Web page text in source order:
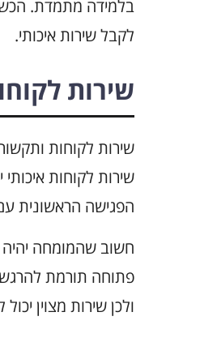
בלמידה מתמדת.
לקבל שירות איכותי.
שירות
שירות לקוחות
שירות לקוחות
הפגישה הראשונית
חשוב שהמומחה יהיה
פתוחה תורמת
ולכן שירות מצוין